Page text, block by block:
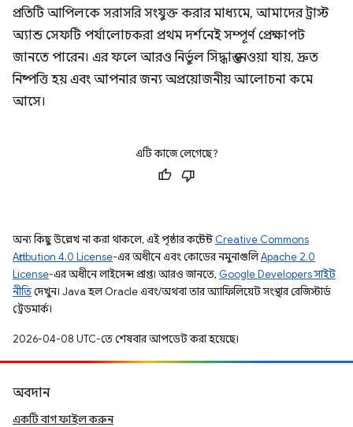
প্রতিটি আপিলকে সরাসরি সংযুক্ত করার মাধ্যমে, আমাদের ট্রাস্ট
অ্যান্ড সেফটি পর্যালোচকরা প্রথম দর্শনেই সম্পূর্ণ প্রেক্ষাপট
জানতে পারেন। এর ফলে আরও নির্ভুল সিদ্ধান্ত নেওয়া যায়, দ্রুত
নিষ্পত্তি হয় এবং আপনার জন্য অপ্রয়োজনীয় আলোচনা কমে
আসে।
এটি কাজে লেগেছে?
অন্য কিছু উল্লেখ না করা থাকলে, এই পৃষ্ঠার কন্টেন্ট Creative Commons
Attribution 4.0 License-এর অধীনে এবং কোডের নমুনাগুলিApache 2.0
License-এর অধীনে লাইসেন্স প্রাপ্ত। আরও জানতে, Google Developers সাইট
নীতিদেখুন। Java হল Oracle এবং/অথবা তার অ্যাফিলিয়েট সংস্থার রেজিস্টার্ড
ট্রেডমার্ক।
2026-04-08 UTC-তে শেষবার আপডেট করা হয়েছে।
অবদান
একটি বাগ ফাইল করুন